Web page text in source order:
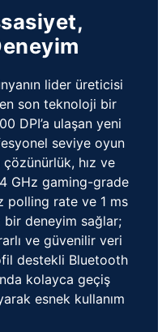
lider üreticisi
son teknoloji bir
DPI’a ulaşan yeni
seviye oyun
hız ve
GHz gaming-grade
polling rate ve 1 ms
deneyim sağlar;
ve güvenilir veri
destekli Bluetooth
kolayca geçiş
esnek kullanım